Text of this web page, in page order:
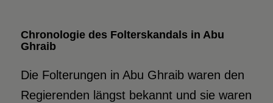
Chronologie des Folterskandals in Abu
Ghraib
Die Folterungen in Abu Ghraib waren den
Regierenden längst bekannt und sie waren